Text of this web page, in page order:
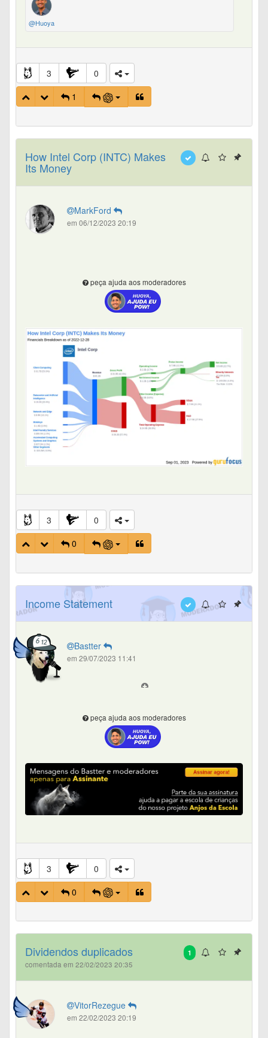
@Huoya
3
0
1
How Intel Corp (INTC) Makes
Its Money
MarkFord
em 06/12/2023 20:19
peça ajuda aos moderadores
3
0
0
Income Statement
Bastter
em 29/07/2023 11:41
peça ajuda aos moderadores
3
0
0
1
Dividendos duplicados
comentada em 22/02/2023 20:35
VitorRezegue
em 22/02/2023 20:19